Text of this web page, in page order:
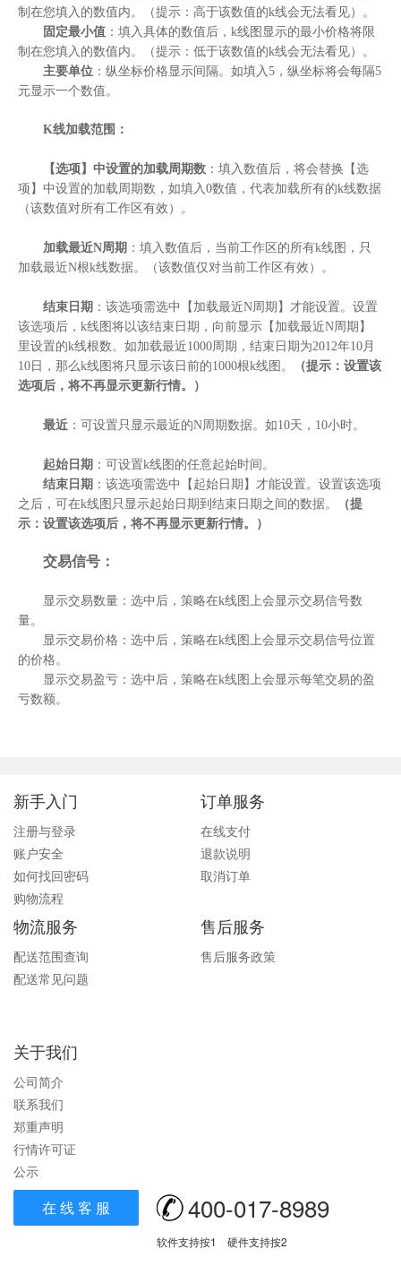
制在您填入的数值内。（提示：高于该数值的k线会无法看见）。
固定最小值 ：填入具体的数值后，k线图显示的最小价格将限
制在您填入的数值内。（提示：低于该数值的k线会无法看见）。
主要单位 ：纵坐标价格显示间隔。如填入5，纵坐标将会每隔5
元显示一个数值。
K线加载范围：
【选项】中设置的加载周期数 ：填入数值后，将会替换【选
项】中设置的加载周期数，如填入0数值，代表加载所有的k线数据
（该数值对所有工作区有效）。
加载最近N周期 ：填入数值后，当前工作区的所有k线图，只
加载最近N根k线数据。（该数值仅对当前工作区有效）。
结束日期 ：该选项需选中【加载最近N周期】才能设置。设置
该选项后，k线图将以该结束日期，向前显示【加载最近N周期】
里设置的k线根数。如加载最近1000周期，结束日期为2012年10月
10日，那么k线图将只显示该日前的1000根k线图。
（提示：设置该
选项后，将不再显示更新行情。）
最近 ：可设置只显示最近的N周期数据。如10天，10小时。
起始日期 ：可设置k线图的任意起始时间。
结束日期 ：该选项需选中【起始日期】才能设置。设置该选项
之后，可在k线图只显示起始日期到结束日期之间的数据。
（提
示：设置该选项后，将不再显示更新行情。）
交易信号：
显示交易数量：选中后，策略在k线图上会显示交易信号数
量。
显示交易价格：选中后，策略在k线图上会显示交易信号位置
的价格。
显示交易盈亏：选中后，策略在k线图上会显示每笔交易的盈
亏数额。
新手入门
注册与登录
账户安全
如何找回密码
购物流程
订单服务
在线支付
退款说明
取消订单
物流服务
配送范围查询
配送常见问题
售后服务
售后服务政策
关于我们
公司简介
联系我们
郑重声明
行情许可证
公示
在 线 客 服 400-017-8989
软件支持按1 硬件支持按2